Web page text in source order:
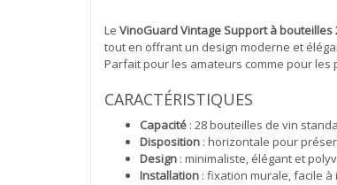
Le VinoGuard Vintage Support à bouteilles
tout en offrant un design moderne et
Parfait pour les amateurs comme pour les
CARACTÉRISTIQUES
Capacité : 28 bouteilles de vin
Disposition : horizontale pour
Design : minimaliste, élégant et
Installation : fixation murale, facile à